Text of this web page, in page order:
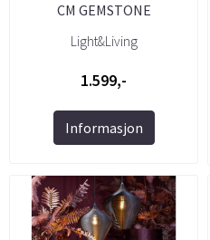
CM GEMSTONE
ANTHRACITE ...
Light&Living
1.599,-
Informasjon